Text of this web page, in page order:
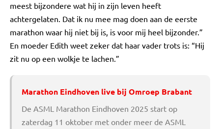
meest bijzondere wat hij in zijn leven heeft
achtergelaten. Dat ik nu mee mag doen aan de eerste
marathon waar hij niet bij is, is voor mij heel bijzonder.”
En moeder Edith weet zeker dat haar vader trots is: “Hij
zit nu op een wolkje te lachen.”
Marathon Eindhoven live bij Omroep Brabant
De ASML Marathon Eindhoven 2025 start op
zaterdag 11 oktober met onder meer de ASML